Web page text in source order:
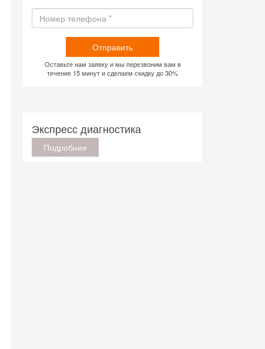
Отправить
Оставьте нам заявку и мы перезвоним вам в
течение 15 минут и сделаем скидку до 30%
Экспресс диагностика
Подробнее